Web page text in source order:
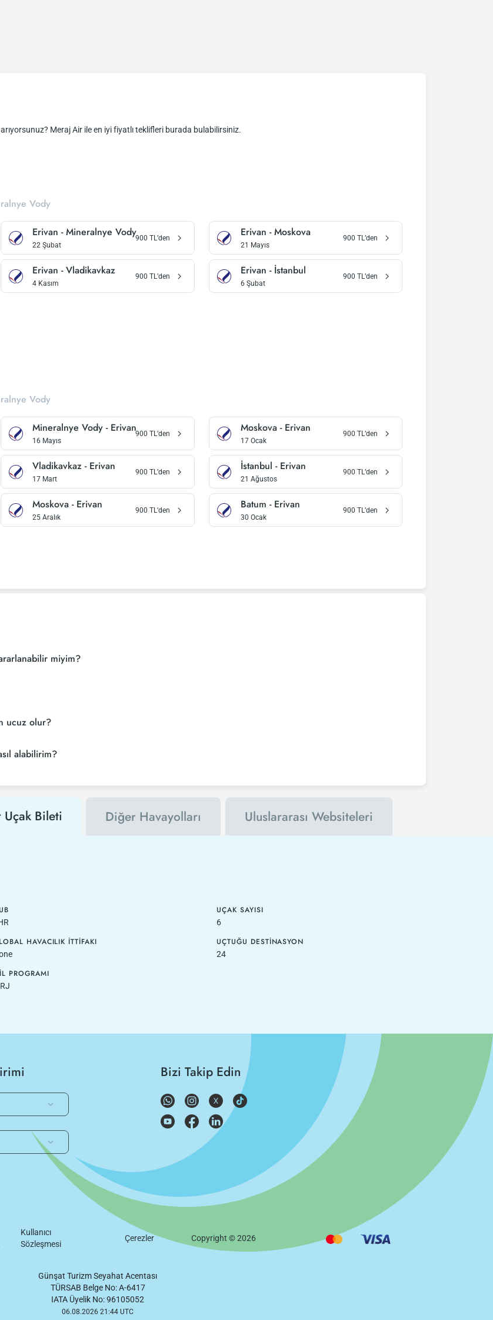
Meraj Air ile en iyi fiyatlı teklifleri burada bulabilirsiniz.
Vody
Erivan -Mineralnye Vody
22 Şubat
900 TL’den Erivan -Moskova
21 Mayıs
900 TL’den
Erivan -Vladikavkaz
4 Kasım
900 TL’den Erivan - İstanbul
6 Şubat
900 TL’den
Vody
Mineralnye Vody - Erivan
16 Mayıs
900 TL’den Moskova- Erivan
17 Ocak
900 TL’den
Vladikavkaz - Erivan
17 Mart
900 TL’den İstanbul - Erivan
21 Ağustos
900 TL’den
Moskova - Erivan
25 Aralık
900 TL’den Batum - Erivan
30 Ocak
900 TL’den
miyim?
ucuz olur?
alabilirim?
Bileti Diğer Havayolları Uluslararası Websiteleri
HAVACILIK İTTIFAKI
PROGRAMI
UÇAK SAYISI
6
UÇTUĞU DESTINASYON
24
Bizi Takip Edin
Kullanıcı
Sözleşmesi
Çerezler Copyright ©2026
Günşat Turizm Seyahat Acentası
TÜRSAB Belge No: A-6417
IATA Üyelik No: 96105052
06.08.2026 21:44 UTC